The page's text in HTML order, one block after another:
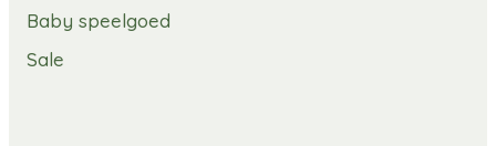
Baby speelgoed
Sale